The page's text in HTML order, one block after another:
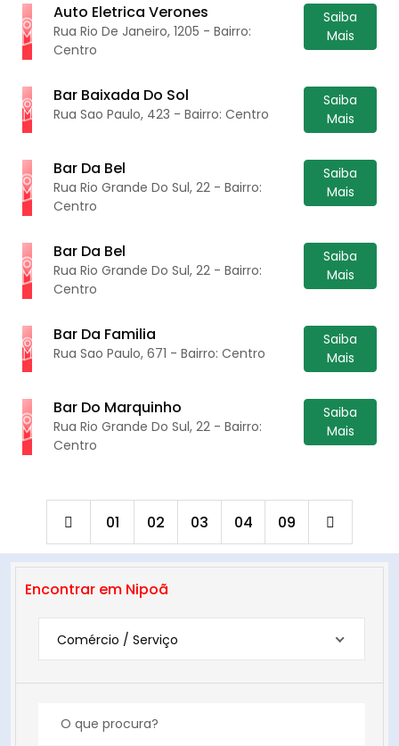
Auto Eletrica Verones
Rua Rio De Janeiro, 1205 - Bairro:
Centro
Saiba
Mais
Bar Baixada Do Sol
Rua Sao Paulo, 423 - Bairro: Centro
Saiba
Mais
Bar Da Bel
Rua Rio Grande Do Sul, 22 - Bairro:
Centro
Saiba
Mais
Bar Da Bel
Rua Rio Grande Do Sul, 22 - Bairro:
Centro
Saiba
Mais
Bar Da Familia
Rua Sao Paulo, 671 - Bairro: Centro
Saiba
Mais
Bar Do Marquinho
Rua Rio Grande Do Sul, 22 - Bairro:
Centro
Saiba
Mais
01 02 03 04 09
Encontrar em Nipoã
Comércio / Serviço